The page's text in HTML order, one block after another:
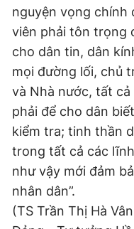
nguyện vọng chính
viên phải tôn trọng
cho dân tin, dân
mọi đường lối, chủ
và Nhà nước, tất cả
phải để cho dân
kiểm tra; tinh thần
trong tất cả các
như vậy mới đảm
nhân dân”.
(TS Trần Thị Hà